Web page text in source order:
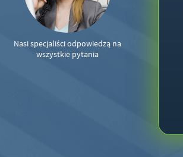
Nasi specjaliści odpowiedzą na
wszystkie pytania